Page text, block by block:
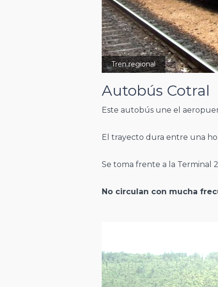
Tren regional
Autobús Cotral
Este autobús une el
El trayecto dura entre una
Se toma frente a la Terminal
No circulan con mucha